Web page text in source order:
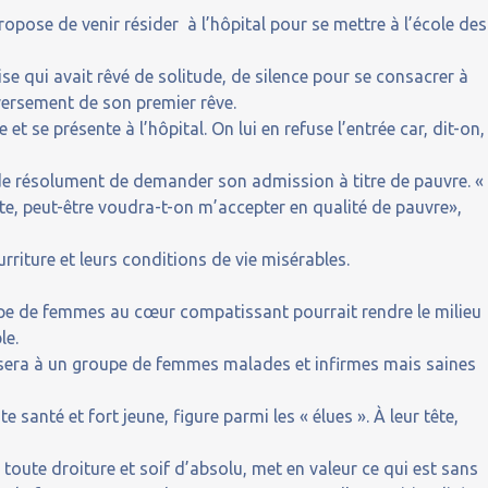
de venir résider à l’hôpital pour se mettre à l’école des
qui avait rêvé de solitude, de silence pour se consacrer à
de son premier rêve.
se présente à l’hôpital. On lui en refuse l’entrée car, dit-on,
résolument de demander son admission à titre de pauvre. «
peut-être voudra-t-on m’accepter en qualité de pauvre»,
et leurs conditions de vie misérables.
de femmes au cœur compatissant pourrait rendre le milieu
à un groupe de femmes malades et infirmes mais saines
santé et fort jeune, figure parmi les « élues ». À leur tête,
toute droiture et soif d’absolu, met en valeur ce qui est sans